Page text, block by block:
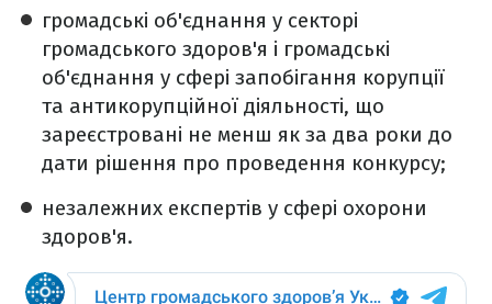
громадські об'єднання у секторі
громадського здоров'я і громадські
об'єднання у сфері запобігання корупції
та антикорупційної діяльності, що
зареєстровані не менш як за два роки до
дати рішення про проведення конкурсу;
незалежних експертів у сфері охорони
здоров'я.